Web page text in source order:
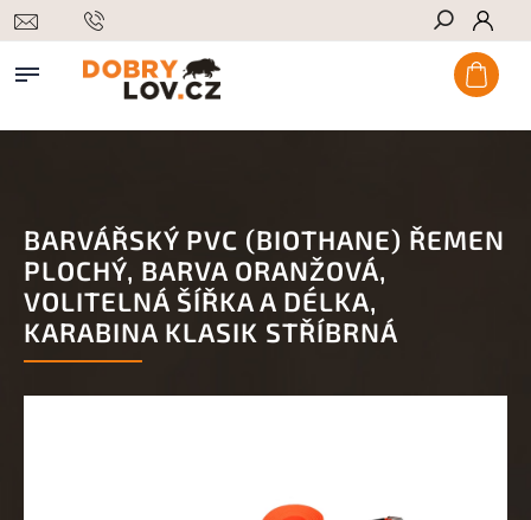
Hledat
BARVÁŘSKÝ PVC (BIOTHANE) ŘEMEN
PLOCHÝ, BARVA ORANŽOVÁ,
VOLITELNÁ ŠÍŘKA A DÉLKA,
KARABINA KLASIK STŘÍBRNÁ